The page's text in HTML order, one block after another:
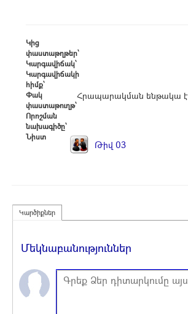
Կից
փաստաթղթեր՝
Կարգավիճակ՝
Կարգավիճակի
հիմք՝
Փակ
փաստաթուղթ՝
Հրապարակման ենթակա է
Որոշման
նախագիծը՝
Նիստ
Թիվ 03
Կարծիքներ
Մեկնաբանություններ